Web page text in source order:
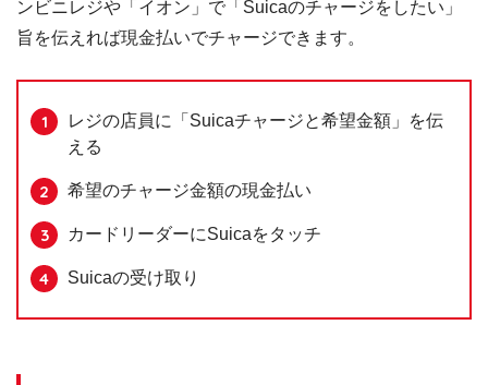
ンビニレジや「イオン」で「Suicaのチャージをしたい」
旨を伝えれば現金払いでチャージできます。
レジの店員に「Suicaチャージと希望金額」を伝
える
希望のチャージ金額の現金払い
カードリーダーにSuicaをタッチ
Suicaの受け取り